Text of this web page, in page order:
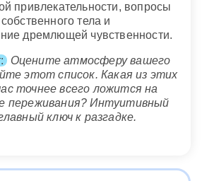
привлекательности, вопросы
тела и
дремлющей чувственности.
Оцените атмосферу вашего
этот список. Какая из этих
точнее всего ложится на
переживания? Интуитивный
ключ к разгадке.